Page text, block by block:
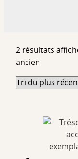
2 résultats
ancien